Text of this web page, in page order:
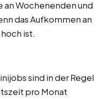
an Wochenenden und
das Aufkommen an
ist.
sind in der Regel
pro Monat